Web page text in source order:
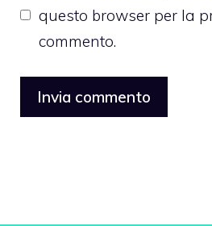
questo browser per la
commento.